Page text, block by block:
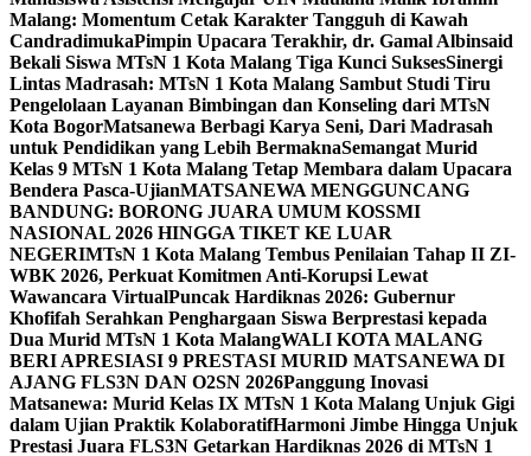
Malang: Momentum Cetak Karakter Tangguh di Kawah
CandradimukaPimpin Upacara Terakhir, dr. Gamal Albinsaid
Bekali Siswa MTsN 1 Kota Malang Tiga Kunci SuksesSinergi
Lintas Madrasah: MTsN 1 Kota Malang Sambut Studi Tiru
Pengelolaan Layanan Bimbingan dan Konseling dari MTsN
Kota BogorMatsanewa Berbagi Karya Seni, Dari Madrasah
untuk Pendidikan yang Lebih BermaknaSemangat Murid
Kelas 9 MTsN 1 Kota Malang Tetap Membara dalam Upacara
Bendera Pasca-UjianMATSANEWA MENGGUNCANG
BANDUNG: BORONG JUARA UMUM KOSSMI
NASIONAL 2026 HINGGA TIKET KE LUAR
NEGERIMTsN 1 Kota Malang Tembus Penilaian Tahap II ZI-
WBK 2026, Perkuat Komitmen Anti-Korupsi Lewat
Wawancara VirtualPuncak Hardiknas 2026: Gubernur
Khofifah Serahkan Penghargaan Siswa Berprestasi kepada
Dua Murid MTsN 1 Kota MalangWALI KOTA MALANG
BERI APRESIASI 9 PRESTASI MURID MATSANEWA DI
AJANG FLS3N DAN O2SN 2026Panggung Inovasi
Matsanewa: Murid Kelas IX MTsN 1 Kota Malang Unjuk Gigi
dalam Ujian Praktik KolaboratifHarmoni Jimbe Hingga Unjuk
Prestasi Juara FLS3N Getarkan Hardiknas 2026 di MTsN 1